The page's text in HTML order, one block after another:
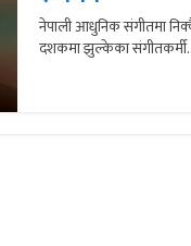
नेपाली आधुनिक संगीतमा
दशकमा झुल्केका